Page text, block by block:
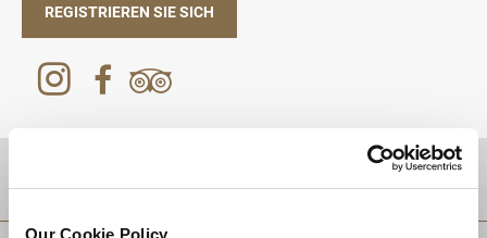
Our Cookie Policy
REGISTRIEREN SIE SICH